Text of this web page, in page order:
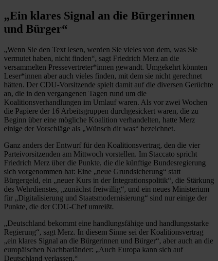
„Ein klares Signal an die Bürgerinnen
und Bürger“
„Wenn Sie den Text lesen, werden Sie vieles von dem, was Sie
vermutet haben, nicht finden“, sagt Friedrich Merz an die
versammelten Pressevertreter*innen gewandt. Umgekehrt könnten
Leser*innen aber auch vieles finden, mit dem sie nicht gerechnet
hätten. Der CDU-Vorsitzende spielt damit auf die diversen Gerüchte
an, die in den vergangenen Tagen rund um die
Koalitionsverhandlungen im Umlauf waren. Als vor zwei Wochen
die Papiere der 16 Arbeitsgruppen durchgesickert waren, die zu
Beginn über eine mögliche Koalition verhandelten, hatte Merz
einige der Vorschläge als „Wünsch dir was“ bezeichnet.
Ganz anders der Entwurf für den Koalitionsvertrag, den die vier
Parteivorsitzenden am Mittwoch vorstellen. Im Staccato spricht
Friedrich Merz über die Punkte, die die künftige Bundesregierung
sich vorgenommen hat: Eine „neue Grundsicherung“ statt
Bürgergeld, ein „neuer Kurs in der Integrationspolitik“, die Stärkung
des Wehrdienstes, „zunächst freiwillig“, und ein neues Ministerium
für „Digitalisierung und Staatsmodernisierung“ sind nur einige der
Punkte, die der CDU-Chef umreißt.
„Deutschland bekommt eine handlungsfähige und handlungsstarke
Regierung“, sagt Merz. In diesem Sinne sei der Koalitionsvertrag
„ein klares Signal an die Bürgerinnen und Bürger“, aber auch an die
europäischen Nachbarländer: „Auch Europa kann sich auf
Deutschland verlassen.“